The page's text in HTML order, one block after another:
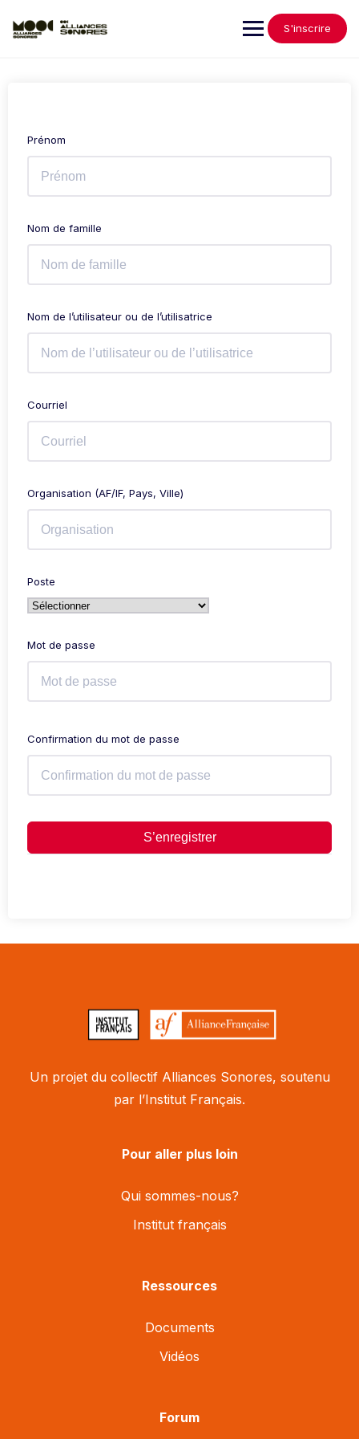
S'inscrire
Prénom
Nom de famille
Nom de l’utilisateur ou de l’utilisatrice
Courriel
Organisation (AF/IF, Pays, Ville)
Poste
Mot de passe
Confirmation du mot de passe
S’enregistrer
Un projet du collectif Alliances Sonores, soutenu
par l’Institut Français.
Pour aller plus loin
Qui sommes-nous?
Institut français
Ressources
Documents
Vidéos
Forum